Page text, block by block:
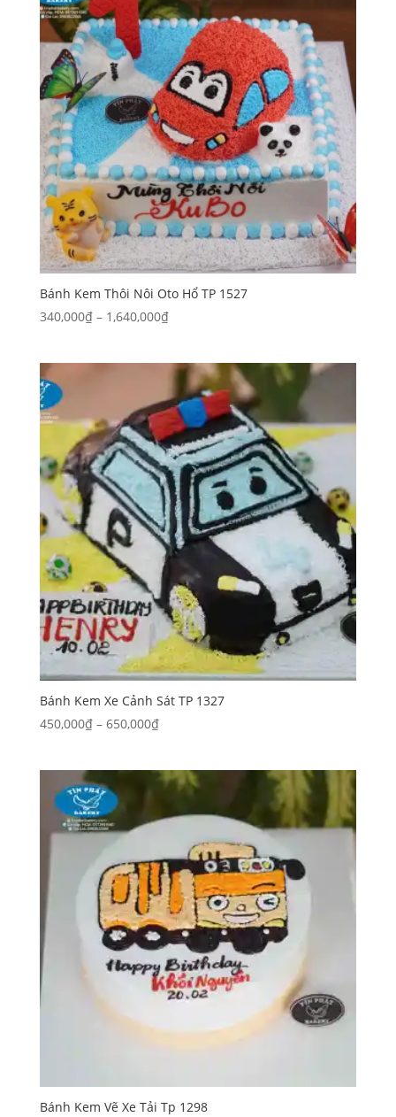
440,000₫
Bánh Kem Thôi Nôi Oto Hổ TP 1527
340,000₫ – 1,640,000₫Khoảng
340,000₫
đến
1,640,000₫
Bánh Kem Xe Cảnh Sát TP 1327
450,000₫ – 650,000₫Khoảng
450,000₫
650,000₫
Bánh Kem Vẽ Xe Tải Tp 1298